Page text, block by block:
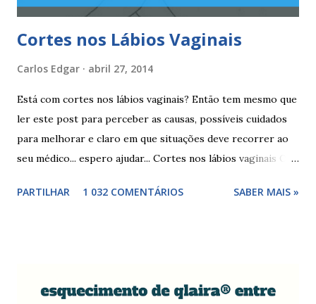
Cortes nos Lábios Vaginais
Carlos Edgar abril 27, 2014
Está com cortes nos lábios vaginais? Então tem mesmo que
ler este post para perceber as causas, possíveis cuidados
para melhorar e claro em que situações deve recorrer ao
seu médico... espero ajudar... Cortes nos lábios vaginais Os
surgir devido às relações sexuais (gestos ou actos mais
de roupa sintética, entre outras. Como tratar as fissuras
PARTILHAR 1 032 COMENTÁRIOS SABER MAIS »